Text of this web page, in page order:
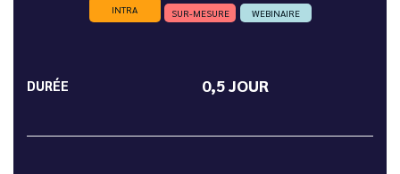
INTRA SUR-MESURE WEBINAIRE
DURÉE 0,5 JOUR